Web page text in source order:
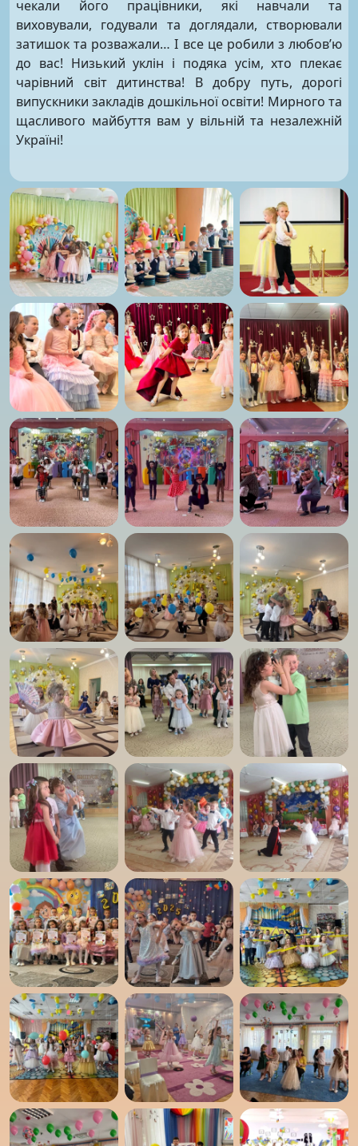
чекали його працівники, які навчали та
виховували, годували та доглядали, створювали
затишок та розважали… І все це робили з любов’ю
до вас! Низький уклін і подяка усім, хто плекає
чарівний світ дитинства! В добру путь, дорогі
випускники закладів дошкільної освіти! Мирного та
щасливого майбуття вам у вільній та незалежній
Україні!